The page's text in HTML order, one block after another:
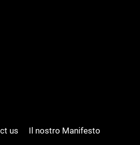
us
Il nostro Manifesto